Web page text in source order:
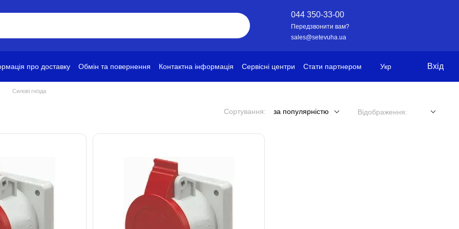
044 350-33-00
Передзвонити вам?
sales@setevuha.ua
про доставку Обмін та повернення Контактна інформація Сервісні центри
Стати партнером
Укр Вхід
Силові гнізда
Сортування: за популярністю Відображення: